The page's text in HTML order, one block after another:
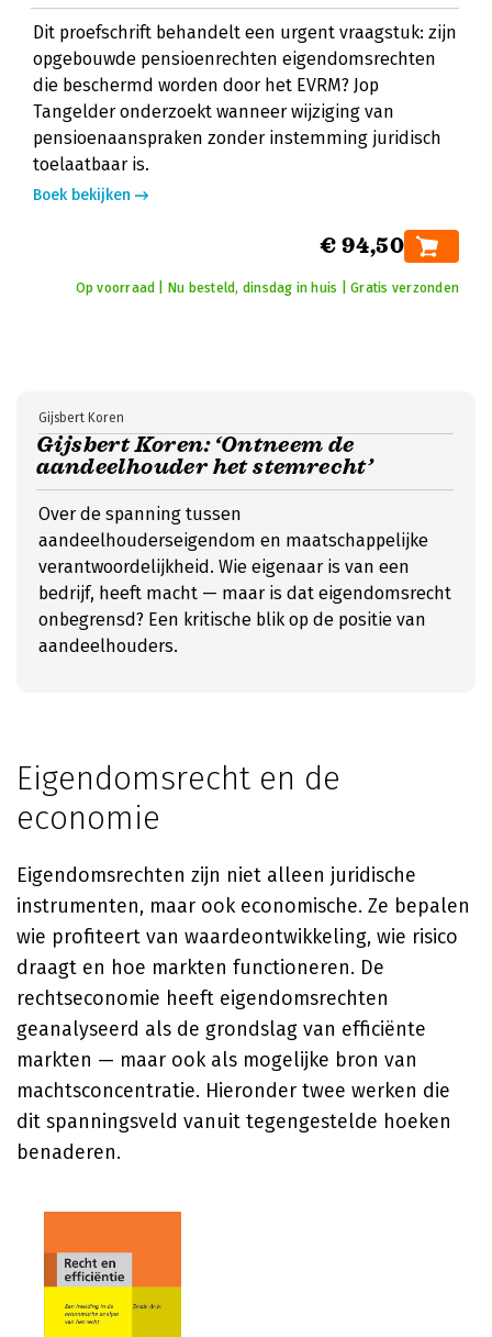
Dit proefschrift behandelt een urgent vraagstuk: zijn
opgebouwde pensioenrechten eigendomsrechten
die beschermd worden door het EVRM? Jop
Tangelder onderzoekt wanneer wijziging van
pensioenaanspraken zonder instemming juridisch
toelaatbaar is.
Boek bekijken
€ 94,50
Op voorraad | Nu besteld, dinsdag in huis | Gratis verzonden
Gijsbert Koren: ‘Ontneem de
aandeelhouder het stemrecht’
Gijsbert Koren
Over de spanning tussen
aandeelhouderseigendom en maatschappelijke
verantwoordelijkheid. Wie eigenaar is van een
bedrijf, heeft macht — maar is dat eigendomsrecht
onbegrensd? Een kritische blik op de positie van
aandeelhouders.
Eigendomsrecht en de
economie
Eigendomsrechten zijn niet alleen juridische
instrumenten, maar ook economische. Ze bepalen
wie profiteert van waardeontwikkeling, wie risico
draagt en hoe markten functioneren. De
rechtseconomie heeft eigendomsrechten
geanalyseerd als de grondslag van efficiënte
markten — maar ook als mogelijke bron van
machtsconcentratie. Hieronder twee werken die
dit spanningsveld vanuit tegengestelde hoeken
benaderen.